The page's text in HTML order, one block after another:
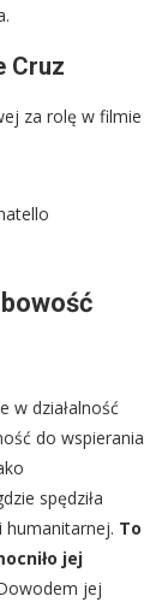
Cruz
za rolę w filmie
w działalność
do wspierania
spędziła
To
jej
jej